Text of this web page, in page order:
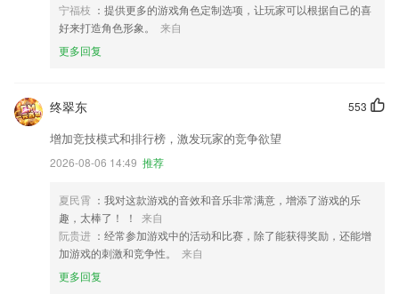
宁福枝 ：提供更多的游戏角色定制选项，让玩家可以根据自己的喜
好来打造角色形象。
来自
更多回复
553
终翠东
增加竞技模式和排行榜，激发玩家的竞争欲望
2026-08-06 14:49 推荐
夏民霄 ：我对这款游戏的音效和音乐非常满意，增添了游戏的乐
趣，太棒了！ ！
来自
阮贵进 ：经常参加游戏中的活动和比赛，除了能获得奖励，还能增
加游戏的刺激和竞争性。
来自
更多回复